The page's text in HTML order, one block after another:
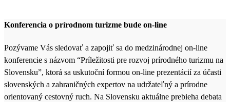
Konferencia o prírodnom turizme bude on-line
Pozývame Vás sledovať a zapojiť sa do medzinárodnej on-line
konferencie s názvom “Príležitosti pre rozvoj prírodného turizmu na
Slovensku”, ktorá sa uskutoční formou on-line prezentácií za účasti
slovenských a zahraničných expertov na udržateľný a prírodne
orientovaný cestovný ruch. Na Slovensku aktuálne prebieha debata